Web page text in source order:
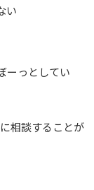
い
ーっとしてい
相談することが